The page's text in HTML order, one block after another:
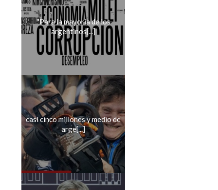
''Para la mayoría de los
argentinos[...]
casi cinco millones y medio de
arge[...]